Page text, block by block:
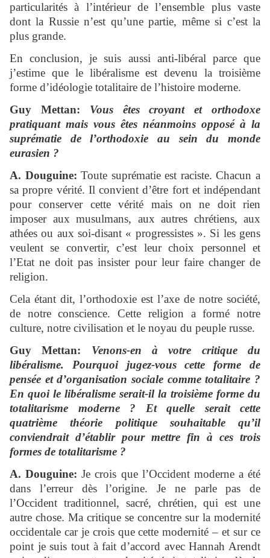
particularités à l’intérieur de l’ensemble plus vaste
dont la Russie n’est qu’une partie, même si c’est la
plus grande.
En conclusion, je suis aussi anti-libéral parce que
j’estime que le libéralisme est devenu la troisième
forme d’idéologie totalitaire de l’histoire moderne.
Guy Mettan: Vous êtes croyant et orthodoxe
pratiquant mais vous êtes néanmoins opposé à la
suprématie de l’orthodoxie au sein du monde
eurasien ?
A. Douguine:Toute suprématie est raciste. Chacun a
sa propre vérité. Il convient d’être fort et indépendant
pour conserver cette vérité mais on ne doit rien
imposer aux musulmans, aux autres chrétiens, aux
athées ou aux soi-disant « progressistes ». Si les gens
veulent se convertir, c’est leur choix personnel et
l’Etat ne doit pas insister pour leur faire changer de
religion.
Cela étant dit, l’orthodoxie est l’axe de notre société,
de notre conscience. Cette religion a formé notre
culture, notre civilisation et le noyau du peuple russe.
Guy Mettan: Venons-en à votre critique du
libéralisme. Pourquoi jugez-vous cette forme de
pensée et d’organisation sociale comme totalitaire ?
En quoi le libéralisme serait-il la troisième forme du
totalitarisme moderne ? Et quelle serait cette
quatrième théorie politique souhaitable qu’il
conviendrait d’établir pour mettre fin à ces trois
formes de totalitarisme ?
A. Douguine:Je crois que l’Occident moderne a été
dans l’erreur dès l’origine. Je ne parle pas de
l’Occident traditionnel, sacré, chrétien, qui est une
autre chose. Ma critique se concentre sur la modernité
occidentale car je crois que cette modernité – et sur ce
point je suis tout à fait d’accord avec Hannah Arendt